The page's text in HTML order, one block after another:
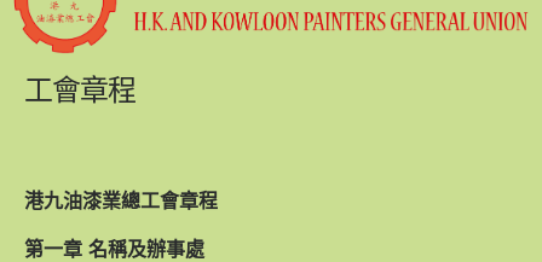
工會章程
港九油漆業總工會章程
第一章 名稱及辦事處